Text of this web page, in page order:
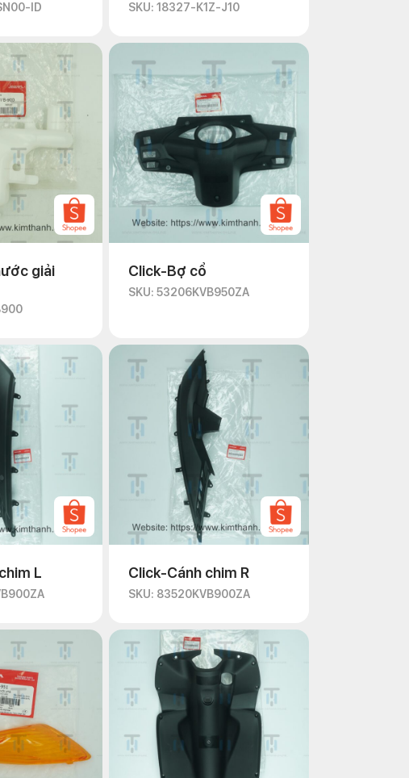
ID SKU: 18327-K1Z-J10
giải
Click-Bợ cổ
SKU: 53206KVB950ZA
L Click-Cánh chim R
SKU: 83520KVB900ZA